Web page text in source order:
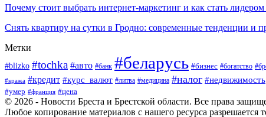
Почему стоит выбрать интернет-маркетинг и как стать
Снять квартиру на сутки в Гродно: современные тенденции и
Метки
#blizko #tochka #авто #банк #беларусь #бизнес #богатство
#кража #кредит #курс_валют #литва #медицина #налог #недвижимость
#умер #франция #цена
© 2026 - Новости Бреста и Брестской области. Все права
Любое копирование материалов с нашего ресурса разрешается